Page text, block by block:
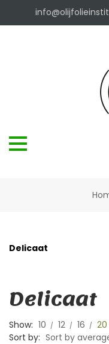
Delicaat
Delicaat
Show: 10 12 16 20
Sort by: Sort by